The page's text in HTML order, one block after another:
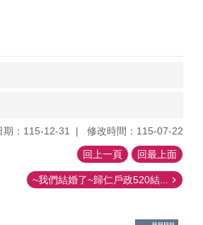
期：115-12-31 修改時間：115-07-22
回上一頁 回最上面
~我們結婚了~歸仁戶政520結...